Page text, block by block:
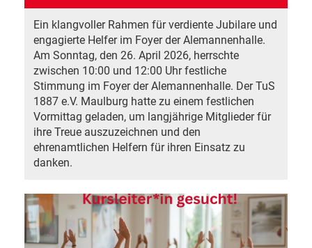
Ein klangvoller Rahmen für verdiente Jubilare und
engagierte Helfer im Foyer der Alemannenhalle.
Am Sonntag, den 26. April 2026, herrschte
zwischen 10:00 und 12:00 Uhr festliche
Stimmung im Foyer der Alemannenhalle. Der TuS
1887 e.V. Maulburg hatte zu einem festlichen
Vormittag geladen, um langjährige Mitglieder für
ihre Treue auszuzeichnen und den
ehrenamtlichen Helfern für ihren Einsatz zu
danken.